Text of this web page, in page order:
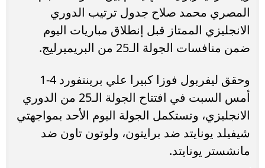
المصري محمد صلاح جدول ترتيب الدوري
الانجليزي الممتاز قبل إنطلاق مباريات اليوم
ضمن منافسات الجولة الـ25 من البريميرليج.
وحقق ليفربول فوزا كبيرا علي برينتفورد 4-1
أمس السبت في افتتاح الجولة الـ25 من الدوري
الانجليزي، وتستكمل الجولة اليوم الأحد بمواجهتي
شيفيلد يونايتد ضد برايتون، ولوتون تاون ضد
مانشستر يونايتد.